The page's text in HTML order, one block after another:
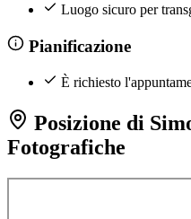
Luogo sicuro per
Pianificazione
È richiesto
Posizione di
Fotografiche